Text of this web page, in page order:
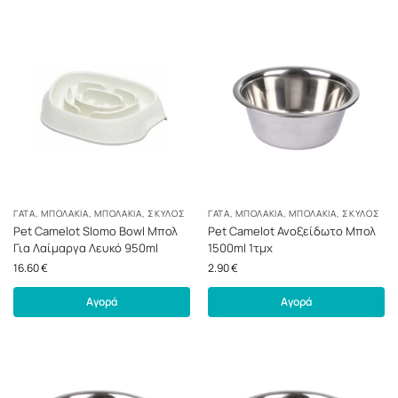
ΓΆΤΑ,ΜΠΟΛΆΚΙΑ,ΜΠΟΛΆΚΙΑ,ΣΚΎΛΟΣ
Pet Camelot Slomo Bowl Μπολ
Για Λαίμαργα Λευκό 950ml
16.60€
Αγορά
ΓΆΤΑ,ΜΠΟΛΆΚΙΑ,ΜΠΟΛΆΚΙΑ,ΣΚΎΛΟΣ
Pet Camelot Ανοξείδωτο Μπολ
1500ml 1τμχ
2.90€
Αγορά